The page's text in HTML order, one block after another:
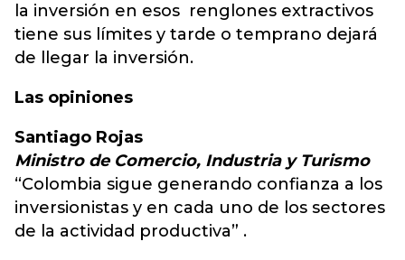
la inversión en esos renglones extractivos
tiene sus límites y tarde o temprano dejará
de llegar la inversión.
Las opiniones
Santiago Rojas
Ministro de Comercio, Industria y Turismo
“Colombia sigue generando confianza a los
inversionistas y en cada uno de los sectores
de la actividad productiva” .